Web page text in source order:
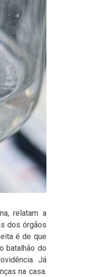
relatam a
dos órgãos
é de que
batalhão do
Já
na casa.